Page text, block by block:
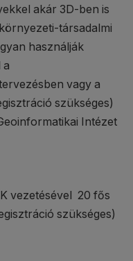
akár 3D-ben is
társadalmi
használják
a
vagy a
szükséges)
Intézet
vezetésével 20 fős
szükséges)